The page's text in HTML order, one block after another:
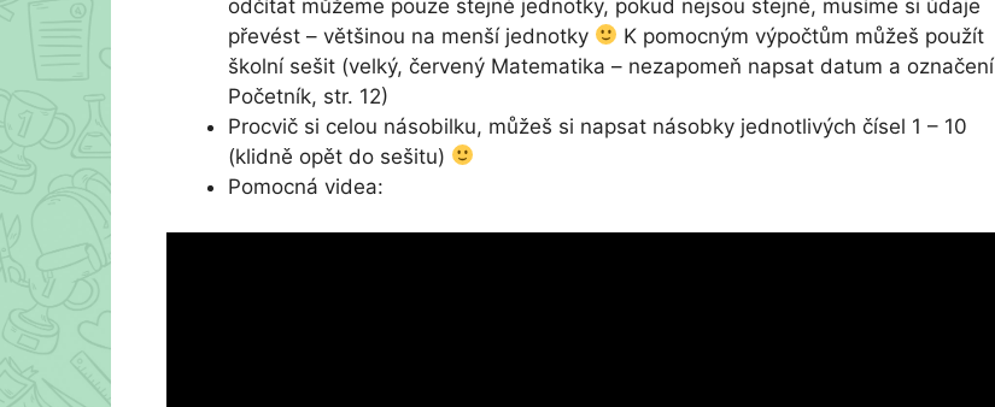
odčítat můžeme pouze stejné jednotky, pokud nejsou stejné, musíme si údaje
převést – většinou na menší jednotky
K pomocným výpočtům můžeš použít
školní sešit (velký, červený Matematika – nezapomeň napsat datum a označení
Početník, str. 12)
Procvič si celou násobilku, můžeš si napsat násobky jednotlivých čísel 1 – 10
(klidně opět do sešitu)
Pomocná videa: